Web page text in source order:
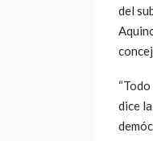
del
dice